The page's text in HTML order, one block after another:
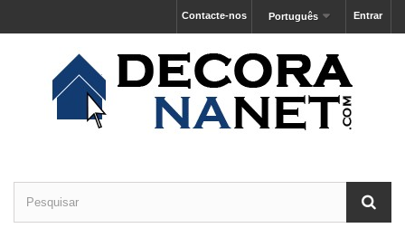
Entrar
Português
Contacte-nos